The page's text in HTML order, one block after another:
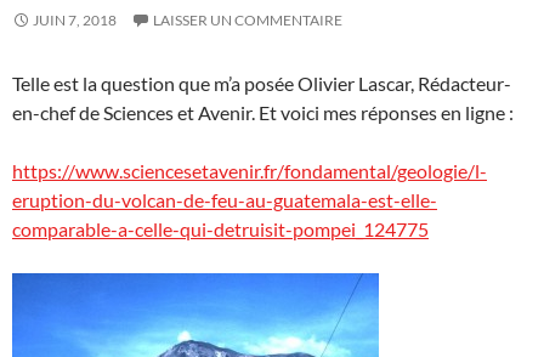
JUIN 7, 2018 LAISSER UN COMMENTAIRE
Telle est la question que m’a posée Olivier Lascar, Rédacteur-
en-chef de Sciences et Avenir. Et voici mes réponses en ligne :
https://www.sciencesetavenir.fr/fondamental/geologie/l-
eruption-du-volcan-de-feu-au-guatemala-est-elle-
comparable-a-celle-qui-detruisit-pompei_124775